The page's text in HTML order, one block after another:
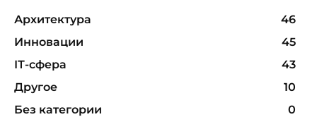
Архитектура
46
Инновации
45
ІТ-сфера
43
Другое
10
Без категории
0